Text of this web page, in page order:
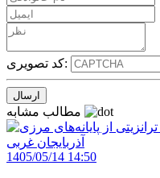
کد تصویری:
1405/05/14 14:50